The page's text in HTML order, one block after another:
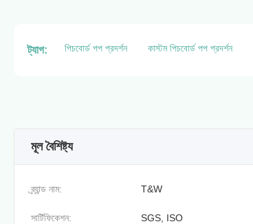
ট্যাগ: পিচবোর্ড পপ প্রদর্শন কাস্টম পিচবোর্ড পপ প্রদর্শন
মূল বৈশিষ্ট্য
ব্র্যান্ড নাম: T&W
সার্টিফিকেশন: SGS, ISO